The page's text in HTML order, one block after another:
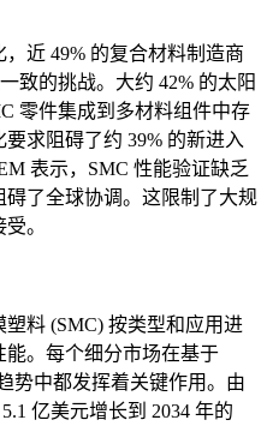
近 49% 的复合材料制造商
致的挑战。大约 42% 的太阳
零件集成到多材料组件中存
求阻碍了约 39% 的新进入
表示，SMC 性能验证缺乏
了全球协调。这限制了大规
。
料 (SMC) 按类型和应用进
。每个细分市场在基于
势中都发挥着关键作用。由
亿美元增长到 2034 年的